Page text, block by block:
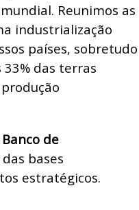
Reunimos as
industrialização
países, sobretudo
das terras
de
bases
estratégicos.